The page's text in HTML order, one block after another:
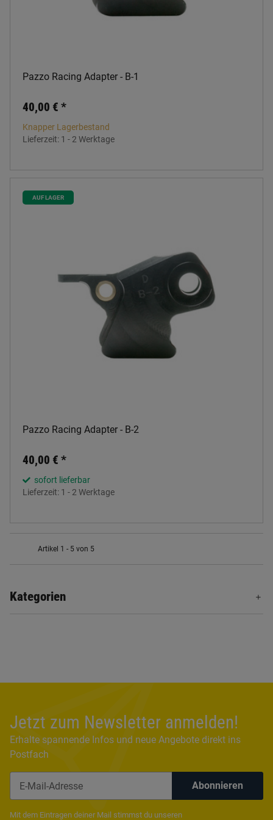
Pazzo Racing Adapter - B-1
40,00 € *
Knapper Lagerbestand
Lieferzeit: 1 - 2 Werktage
AUF LAGER
Pazzo Racing Adapter - B-2
40,00 € *
sofort lieferbar
Lieferzeit: 1 - 2 Werktage
Artikel 1 - 5 von 5
Kategorien
Jetzt zum Newsletter anmelden!
Erhalte spannende Infos und neue Angebote direkt ins
Postfach
Abonnieren
Mit dem Eintragen deiner Mail stimmst du unseren